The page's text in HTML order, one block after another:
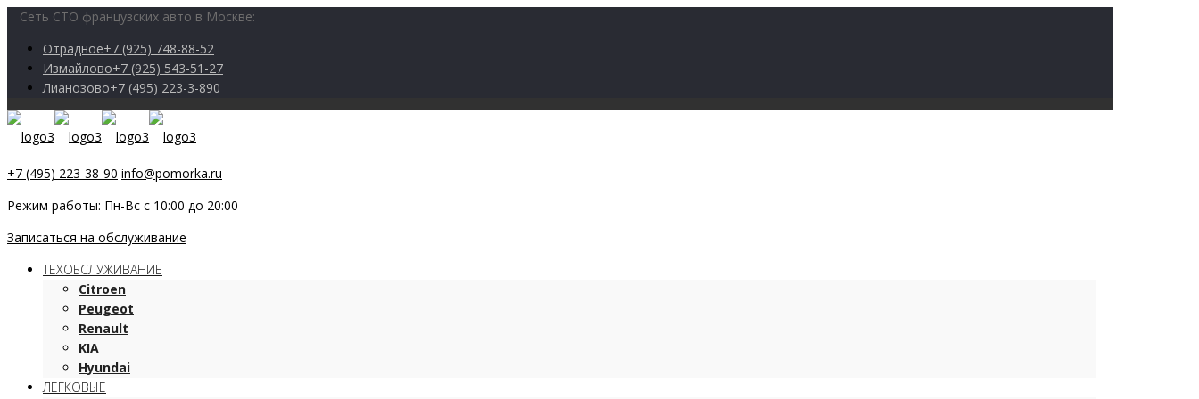
Сеть СТО французских авто в Москве:
Отрадное+7 (925) 748-88-52
Измайлово+7 (925) 543-51-27
Лианозово+7 (495) 223-3-890
+7 (495) 223-38-90 info@pomorka.ru
Режим работы: Пн-Вс с 10:00 до 20:00
Записаться на обслуживание
ТЕХОБСЛУЖИВАНИЕ
Citroen
Peugeot
Renault
KIA
Hyundai
ЛЕГКОВЫЕ